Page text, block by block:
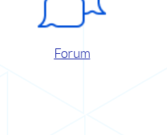
Forum